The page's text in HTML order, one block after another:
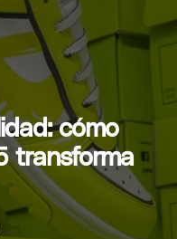
cómo
transforma